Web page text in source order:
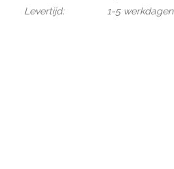
Levertijd:
1-5 werkdagen